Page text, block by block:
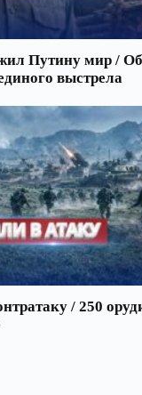
Путину мир /
выстрела
/ 250